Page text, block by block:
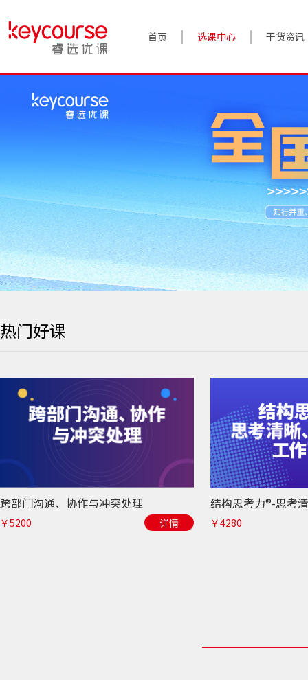
首页 选课中心 干货资讯
政策前沿
答疑精选
睿选视角
热门好课
跨部门沟通、协作与冲突处理
￥5200 详情 ￥4280